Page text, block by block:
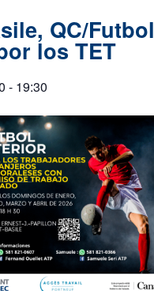
QC/Futbol
los TET
- 19:30